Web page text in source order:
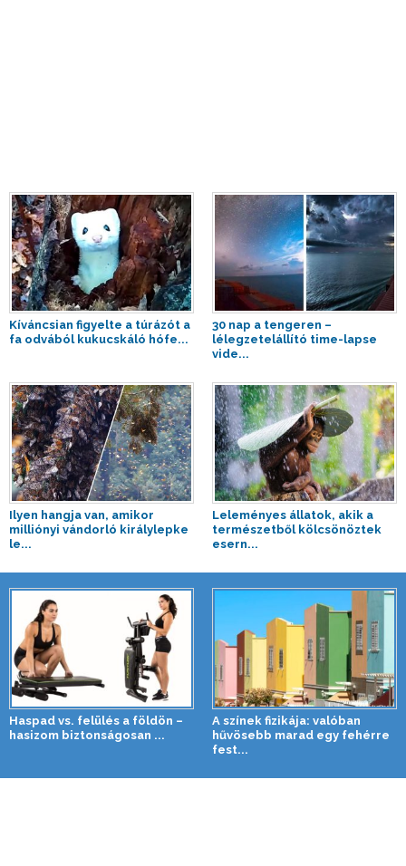
Kíváncsian figyelte a túrázót a
fa odvából kukucskáló hófe...
30 nap a tengeren –
lélegzetelállító time-lapse
vide...
Ilyen hangja van, amikor
milliónyi vándorló királylepke
le...
Leleményes állatok, akik a
természetből kölcsönöztek
esern...
Haspad vs. felülés a földön –
hasizom biztonságosan ...
A színek fizikája: valóban
hűvösebb marad egy fehérre
fest...